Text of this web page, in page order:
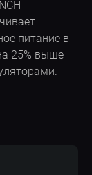
питание в
25% выше